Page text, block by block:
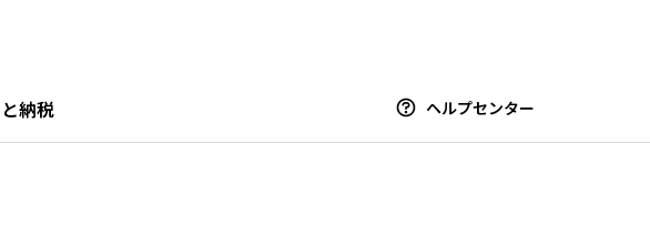
納税 ヘルプセンター